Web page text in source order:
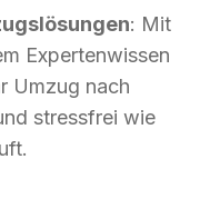
: Mit
Expertenwissen
Umzug nach
stressfrei wie